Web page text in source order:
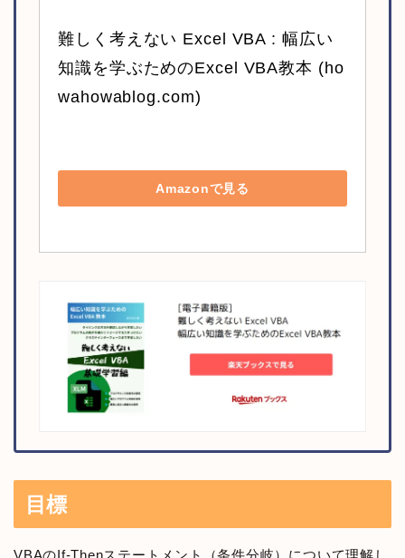
難しく考えない Excel VBA : 幅広い
知識を学ぶためのExcel VBA教本 (ho
wahowablog.com)
Amazonで見る
目標
VBAのIf-Thenステートメント（条件分岐）について理解し